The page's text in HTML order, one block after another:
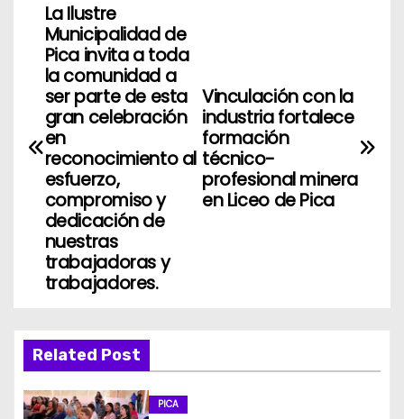
N
e
n
d
Vinculación con la
industria fortalece
formación
técnico-
profesional minera
en Liceo de Pica
La Ilustre
Municipalidad de
Pica invita a toda
la comunidad a
ser parte de esta
gran celebración
en
reconocimiento al
esfuerzo,
compromiso y
dedicación de
nuestras
trabajadoras y
trabajadores.
Related Post
PICA